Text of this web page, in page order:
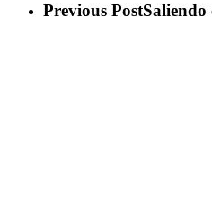
Previous PostSaliendo